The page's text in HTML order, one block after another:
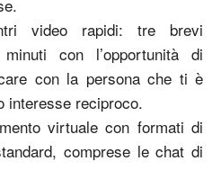
video rapidi: tre brevi
con l’opportunità di
con la persona che ti è
interesse reciproco.
virtuale con formati di
comprese le chat di